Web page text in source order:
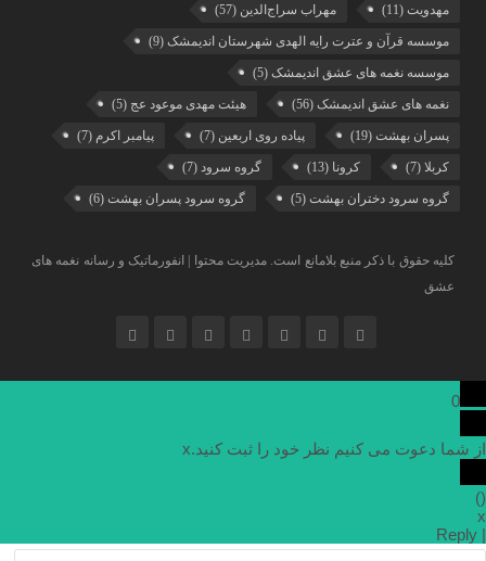
مهدویت (11) مهراب سراج‌الدین (57)
موسسه قرآن و عترت رایه الهدی شهرستان اندیمشک (9)
موسسه نغمه های عشق اندیمشک (5)
نغمه های عشق اندیمشک (56) هیئت مهدی موعود عج (5)
پسران بهشت (19) پیاده روی اربعین (7) پیامبر اکرم (7)
کربلا (7) کرونا (13) گروه سرود (7)
گروه سرود دختران بهشت (5) گروه سرود پسران بهشت (6)
کلیه حقوق با ذکر منبع بلامانع است. مدیریت محتوا | انفورماتیک و رسانه نغمه های
عشق
0
از شما دعوت می کنیم نظر خود را ثبت کنید.x
(
)
x
|
Reply